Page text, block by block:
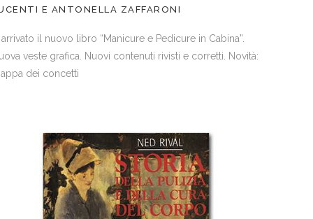
E ANTONELLA ZAFFARONI
arrivato il nuovo libro “Manicure e Pedicure in Cabina”.
veste grafica. Nuovi contenuti rivisti e corretti. Novità:
dei concetti